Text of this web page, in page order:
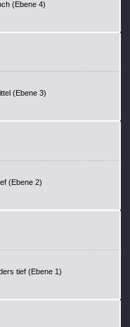
(Ebene 4)
(Ebene 3)
(Ebene 2)
tief (Ebene 1)